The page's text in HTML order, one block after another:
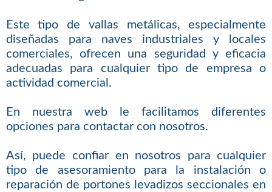
Este tipo de vallas metálicas, especialmente
diseñadas para naves industriales y locales
comerciales, ofrecen una seguridad y eficacia
adecuadas para cualquier tipo de empresa o
actividad comercial.
En nuestra web le facilitamos diferentes
opciones para contactar con nosotros.
Así, puede confiar en nosotros para cualquier
tipo de asesoramiento para la instalación o
reparación de portones levadizos seccionales en